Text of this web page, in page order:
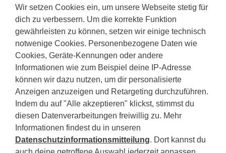
Kontakt
Fachoberschule für Tourismus
Roenstraße 12 - Bozen
Tel. 0471 272490
sogym-fotourismus(at)schule.suedtirol.it
Nachricht mit rechtl. Gültigkeit:
sogym-fotourismus(at)pec.prov.bz.it
Wir setzen Cookies ein, um unsere Webseite stetig für
dich zu verbessern. Um die korrekte Funktion
gewährleisten zu können, setzen wir einige technisch
notwenige Cookies. Personenbezogene Daten wie
Cookies, Geräte-Kennungen oder andere
Informationen wie zum Beispiel deine IP-Adresse
können wir dazu nutzen, um dir personalisierte
Anzeigen anzuzeigen und Retargeting durchzuführen.
Indem du auf "Alle akzeptieren" klickst, stimmst du
diesen Datenverarbeitungen freiwillig zu. Mehr
Informationen findest du in unseren
Datenschutzinformationsmitteilung. Dort kannst du